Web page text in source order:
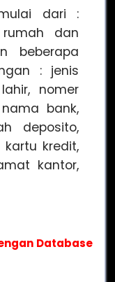
dari :
dan
beberapa
: jenis
nomer
bank,
deposito,
kredit,
kantor,
Database